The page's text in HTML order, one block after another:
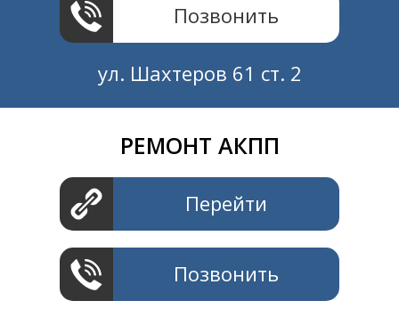
Позвонить
ул. Шахтеров 61 ст. 2
РЕМОНТ АКПП
Перейти
Позвонить